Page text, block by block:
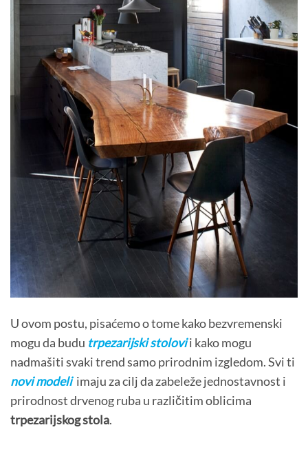
U ovom postu, pisaćemo o tome kako bezvremenski
mogu da budu trpezarijski stolovii kako mogu
nadmašiti svaki trend samo prirodnim izgledom. Svi ti
novi modeliimaju za cilj da zabeleže jednostavnost i
prirodnost drvenog ruba u različitim oblicima
trpezarijskog stola.